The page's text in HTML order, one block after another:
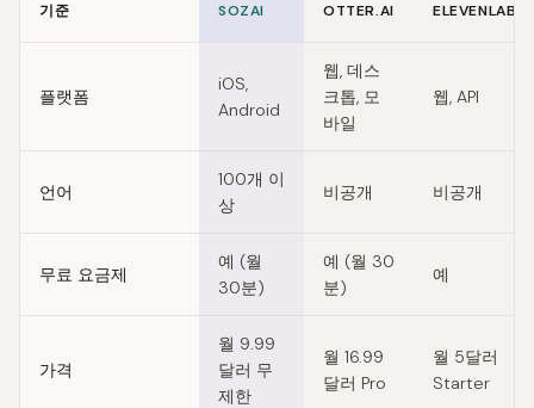
기준 SOZAI OTTER.AI ELEVENLABS
플랫폼
iOS,
Android
웹, 데스
크톱, 모
바일
웹, API
언어
100개 이
상
비공개 비공개
무료 요금제
예 (월
30분)
예 (월 30
분)
예
가격
월 9.99
달러 무
제한
월 16.99
달러 Pro
월 5달러
Starter